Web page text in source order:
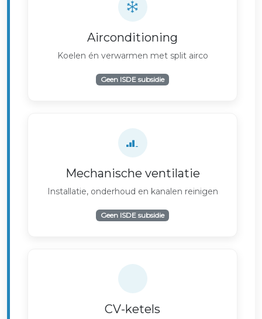
Airconditioning
Koelen én verwarmen met split airco
Geen ISDE subsidie
Mechanische ventilatie
Installatie, onderhoud en kanalen reinigen
Geen ISDE subsidie
CV-ketels